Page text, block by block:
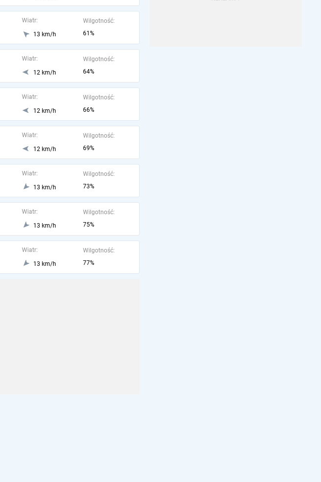
Wiatr:
13 km/h
Wilgotność:
61%
Wiatr:
12 km/h
Wilgotność:
64%
Wiatr:
12 km/h
Wilgotność:
66%
Wiatr:
12 km/h
Wilgotność:
69%
Wiatr:
13 km/h
Wilgotność:
73%
Wiatr:
13 km/h
Wilgotność:
75%
Wiatr:
13 km/h
Wilgotność:
77%